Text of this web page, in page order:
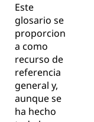
Este
glosario se
proporcion
a como
recurso de
referencia
general y,
aunque se
ha hecho